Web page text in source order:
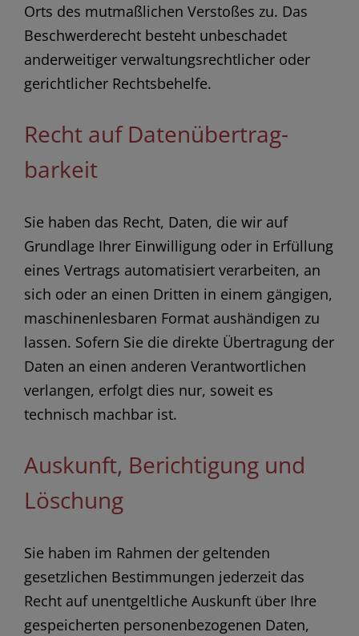
Orts des mutmaßlichen Verstoßes zu. Das
Beschwerderecht besteht unbeschadet
anderweitiger verwaltungsrechtlicher oder
gerichtlicher Rechtsbehelfe.
Recht auf Daten­übertrag­
barkeit
Sie haben das Recht, Daten, die wir auf
Grundlage Ihrer Einwilligung oder in Erfüllung
eines Vertrags automatisiert verarbeiten, an
sich oder an einen Dritten in einem gängigen,
maschinenlesbaren Format aushändigen zu
lassen. Sofern Sie die direkte Übertragung der
Daten an einen anderen Verantwortlichen
verlangen, erfolgt dies nur, soweit es
technisch machbar ist.
Auskunft, Berichtigung und
Löschung
Sie haben im Rahmen der geltenden
gesetzlichen Bestimmungen jederzeit das
Recht auf unentgeltliche Auskunft über Ihre
gespeicherten personenbezogenen Daten,